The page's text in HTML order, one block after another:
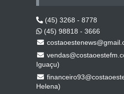
(45) 3268 - 8778
(45) 98818 - 3666
Iguaçu)
Helena)